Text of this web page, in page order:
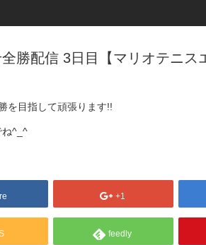
勝配信 3日目【マリオテニス
を目指して頑張ります!!
ね^_^
+1
feedly